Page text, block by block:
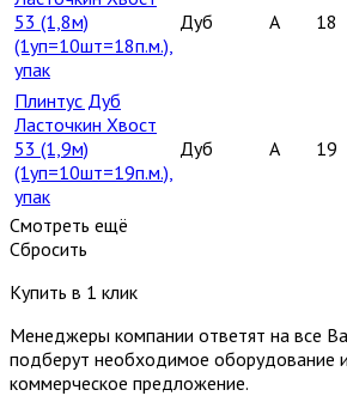
53 (1,8м)
(1уп=10шт=18п.м.),
упак
Дуб A 18
Плинтус Дуб
Ласточкин Хвост
53 (1,9м)
(1уп=10шт=19п.м.),
упак
Дуб A 19
Смотреть ещё
Сбросить
Купить в 1 клик
Менеджеры компании ответят на все
подберут необходимое оборудование
коммерческое предложение.